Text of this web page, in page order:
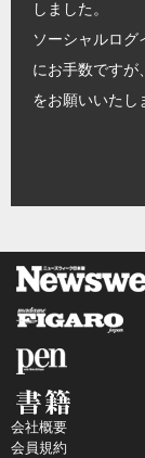
しました。
ソーシャルロ
にお手数ですが
をお願いいたし
会社概要
会員規約